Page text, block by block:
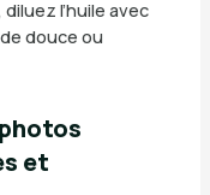
l’huile avec
douce ou
et